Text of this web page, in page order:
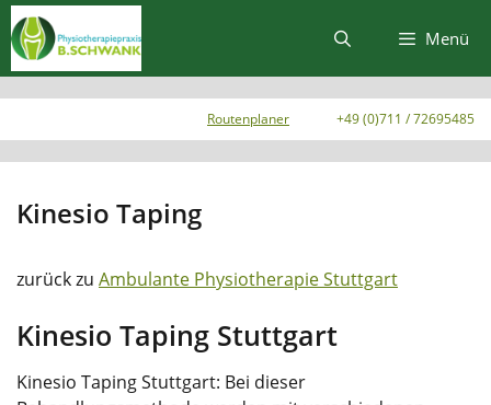
Zum
Inhalt
springen
Menü
Routenplaner +49 (0)711 / 72695485
Kinesio Taping
zurück zu Ambulante Physiotherapie Stuttgart
Kinesio Taping Stuttgart
Kinesio Taping Stuttgart: Bei dieser